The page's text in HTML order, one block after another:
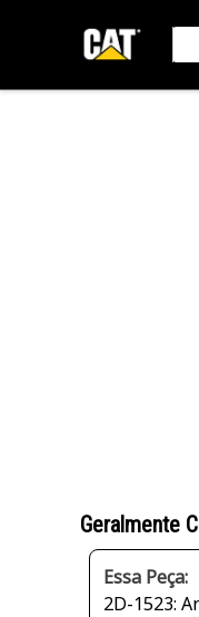
Geralmente
Essa Peça:
2D-1523: